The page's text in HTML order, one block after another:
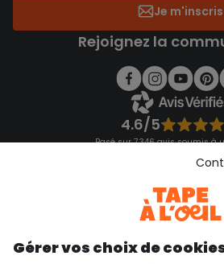
Je m'inscris
Rejoignez la
4.6/5
Basé sur 7 346 avis soumis à
Consulter les CGU
Gérer vos choix de